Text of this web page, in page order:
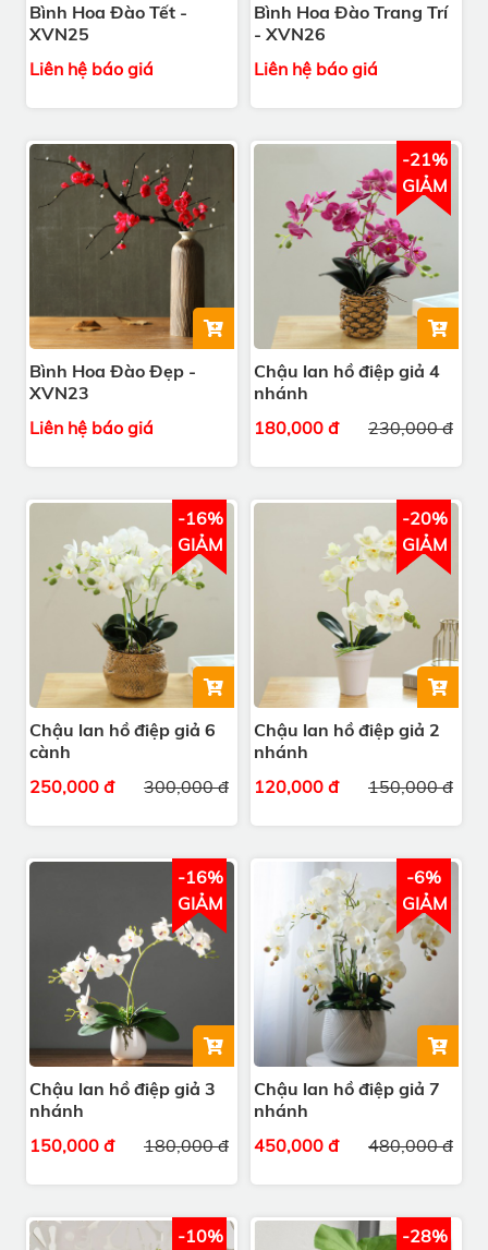
Bình Hoa Đào Tết -
XVN25
Liên hệ báo giá
Bình Hoa Đào Trang Trí
- XVN26
Liên hệ báo giá
Bình Hoa Đào Đẹp -
XVN23
Liên hệ báo giá
Chậu lan hồ điệp giả 4
nhánh
230,000 đ
180,000 đ
-21%
GIẢM
Chậu lan hồ điệp giả 6
cành
300,000 đ
250,000 đ
-16%
GIẢM
Chậu lan hồ điệp giả 2
nhánh
150,000 đ
120,000 đ
-20%
GIẢM
Chậu lan hồ điệp giả 3
nhánh
180,000 đ
150,000 đ
-16%
GIẢM
Chậu lan hồ điệp giả 7
nhánh
480,000 đ
450,000 đ
-6%
GIẢM
-10%
-28%